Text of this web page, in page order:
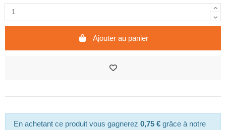
Ajouter au panier
En achetant ce produit vous gagnerez 0,75 € grâce à notre